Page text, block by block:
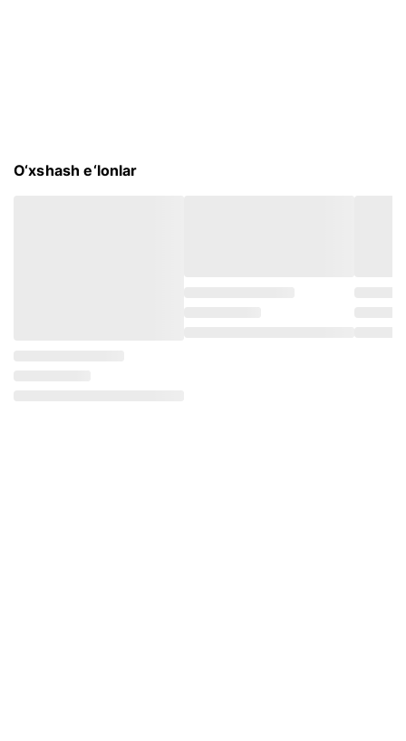
O‘xshash e‘lonlar